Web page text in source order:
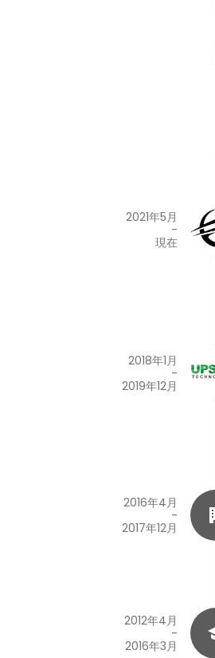
2021年5月
-
現在
2018年1月
-
2019年12月
2016年4月
-
2017年12月
2012年4月
-
2016年3月